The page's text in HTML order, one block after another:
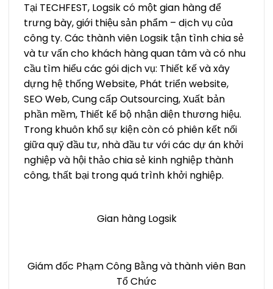
Tại TECHFEST, Logsik có một gian hàng để
trưng bày, giới thiệu sản phẩm – dịch vụ của
công ty. Các thành viên Logsik tận tình chia sẻ
và tư vấn cho khách hàng quan tâm và có nhu
cầu tìm hiểu các gói dịch vụ: Thiết kế và xây
dựng hệ thống Website, Phát triển website,
SEO Web, Cung cấp Outsourcing, Xuất bản
phần mềm, Thiết kế bộ nhận diện thương hiệu.
Trong khuôn khổ sự kiện còn có phiên kết nối
giữa quỹ đầu tư, nhà đầu tư với các dự án khởi
nghiệp và hội thảo chia sẻ kinh nghiệp thành
công, thất bại trong quá trình khởi nghiệp.
Gian hàng Logsik
Giám đốc Phạm Công Bằng và thành viên Ban
Tổ Chức